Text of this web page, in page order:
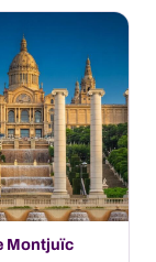
Montjuïc